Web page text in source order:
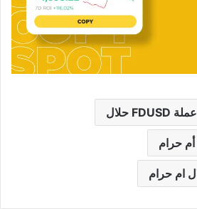
عملة FDUSD حلال